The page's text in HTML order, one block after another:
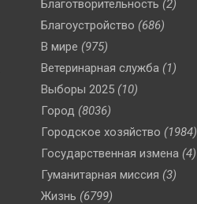
Благотворительность (2)
Благоустройство (686)
В мире (975)
Ветеринарная служба (1)
Выборы 2025 (10)
Город (8036)
Городское хозяйство (1984)
Государственная измена (4)
Гуманитарная миссия (3)
Жизнь (6799)